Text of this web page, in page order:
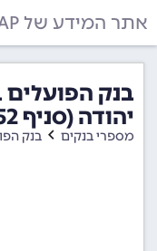
אתר המידע של CAP
בנק
יהודה (סניף 652)
מספרי בנקים בנק